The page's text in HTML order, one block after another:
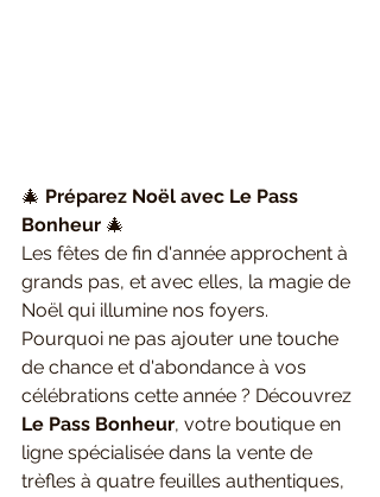
🎄 Préparez Noël avec Le Pass
Bonheur 🎄
Les fêtes de fin d'année approchent à
grands pas, et avec elles, la magie de
Noël qui illumine nos foyers.
Pourquoi ne pas ajouter une touche
de chance et d'abondance à vos
célébrations cette année ? Découvrez
Le Pass Bonheur, votre boutique en
ligne spécialisée dans la vente de
trèfles à quatre feuilles authentiques,